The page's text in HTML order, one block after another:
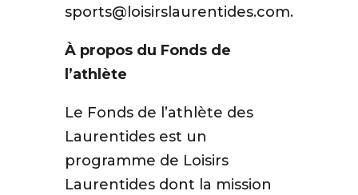
sports@loisirslaurentides.com.
À propos du Fonds de
l’athlète
Le Fonds de l’athlète des
Laurentides est un
programme de Loisirs
Laurentides dont la mission